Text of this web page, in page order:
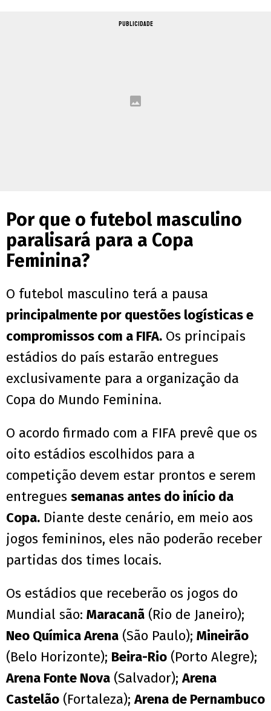
PUBLICIDADE
Por que o futebol masculino
paralisará para a Copa
Feminina?
O futebol masculino terá a pausa
principalmente por questões logísticas e
compromissos com a FIFA. Os principais
estádios do país estarão entregues
exclusivamente para a organização da
Copa do Mundo Feminina.
O acordo firmado com a FIFA prevê que os
oito estádios escolhidos para a
competição devem estar prontos e serem
entregues semanas antes do início da
Copa. Diante deste cenário, em meio aos
jogos femininos, eles não poderão receber
partidas dos times locais.
Os estádios que receberão os jogos do
Mundial são: Maracanã (Rio de Janeiro);
Neo Química Arena (São Paulo); Mineirão
(Belo Horizonte); Beira-Rio (Porto Alegre);
Arena Fonte Nova (Salvador);Arena
Castelão (Fortaleza);Arena de Pernambuco